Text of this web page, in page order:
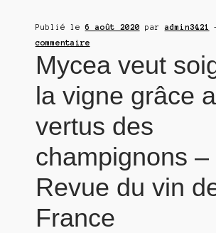
Publié le6 août 2020 paradmin3421
commentaire
Mycea veut
la vigne grâce
vertus des
champignons –
Revue du vin
France